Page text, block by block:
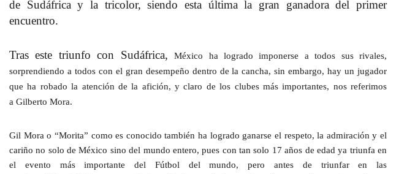
de Sudáfrica y la tricolor, siendo esta última la gran ganadora del primer
encuentro.
Tras este triunfo con Sudáfrica,México ha logrado imponerse a todos sus rivales,
sorprendiendo a todos con el gran desempeño dentro de la cancha, sin embargo, hay un jugador
que ha robado la atención de la afición, y claro de los clubes más importantes, nos referimos
a Gilberto Mora.
Gil Mora o “Morita” como es conocido también ha logrado ganarse el respeto, la admiración y el
cariño no solo de México sino del mundo entero, pues con tan solo 17 años de edad ya triunfa en
el evento más importante del Fútbol del mundo, pero antes de triunfar en las